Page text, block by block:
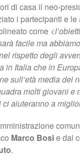
di casa il neo-
i partecipanti e le
come <
facile ma
rispetto degli
in Italia che in
sull’età media dei
molti giovani e
aiuteranno a
Marco Bosie dal
.